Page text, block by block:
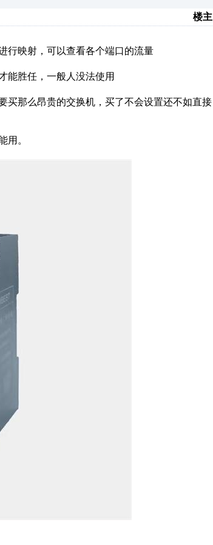
楼主
行映射，可以查看各个端口的流量
能胜任，一般人没法使用
买那么昂贵的交换机，买了不会设置还不如直接
用。